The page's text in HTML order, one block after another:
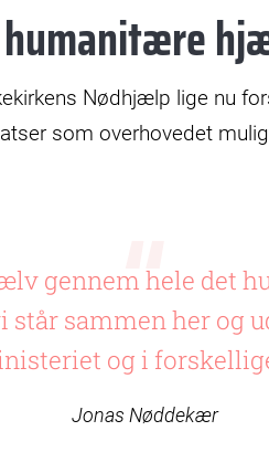
Nødhjælp lige nu
som overhovedet
gennem hele det
sammen her og
og i
Jonas Nøddekær